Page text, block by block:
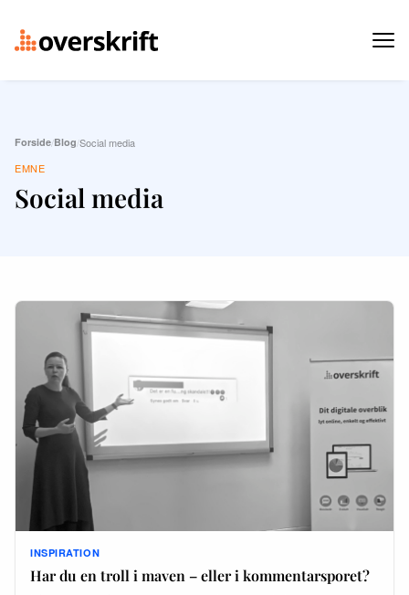
Forside/Blog/Social media
EMNE
Social media
INSPIRATION
Har du en troll i maven – eller i kommentarsporet?